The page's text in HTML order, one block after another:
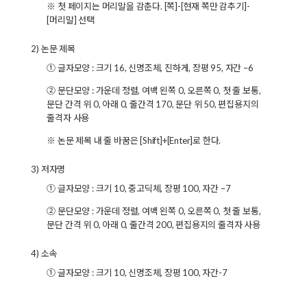
※ 첫 페이지는 머리말을 감춘다. [쪽]-[현재 쪽만 감추기]-
[머리말] 선택
2) 논문 제목
① 글자모양 : 크기 16, 신명조체, 진하게, 장평 95, 자간 –6
② 문단모양 : 가운데 정렬, 여백 왼쪽 0, 오른쪽 0, 첫 줄 보통,
문단 간격 위 0, 아래 0, 줄간격 170, 문단 위 50, 편집용지의
줄격자 사용
※ 논문 제목 내 줄 바꿈은 [Shift]+[Enter]로 한다.
3) 저자명
① 글자모양 : 크기 10, 중고딕체, 장평 100, 자간 –7
② 문단모양 : 가운데 정렬, 여백 왼쪽 0, 오른쪽 0, 첫 줄 보통,
문단 간격 위 0, 아래 0, 줄간격 200, 편집용지의 줄격자 사용
4) 소속
① 글자모양 : 크기 10, 신명조체, 장평 100, 자간-7